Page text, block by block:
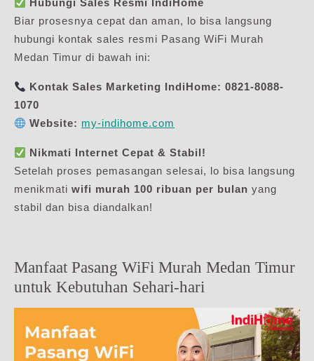
Hubungi Sales Resmi IndiHome
Biar prosesnya cepat dan aman, lo bisa langsung
hubungi kontak sales resmi Pasang WiFi Murah
Medan Timur di bawah ini:
Kontak Sales Marketing IndiHome: 0821-8088-
1070
Website: my-indihome.com
Nikmati Internet Cepat & Stabil!
Setelah proses pemasangan selesai, lo bisa langsung
menikmati wifi murah 100 ribuan per bulan yang
stabil dan bisa diandalkan!
Manfaat Pasang WiFi Murah Medan Timur
untuk Kebutuhan Sehari-hari